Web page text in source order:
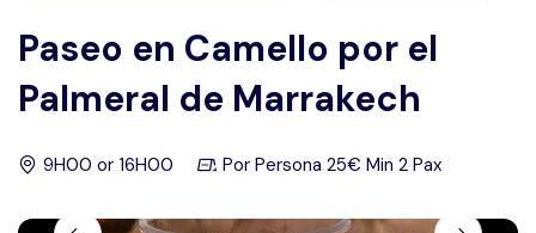
Actividades
Viajes económicos
Français
Paseo en Camello por el
Palmeral de Marrakech
9H00 or 16H00 Por Persona 25€ Min 2 Pax